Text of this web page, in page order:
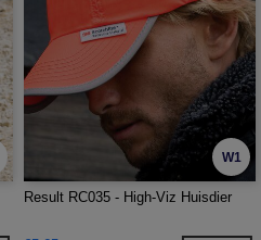
W1
Result RC035 - High-Viz Huisdier